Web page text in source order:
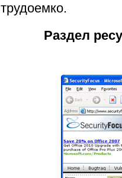
трудоемко.
Раздел